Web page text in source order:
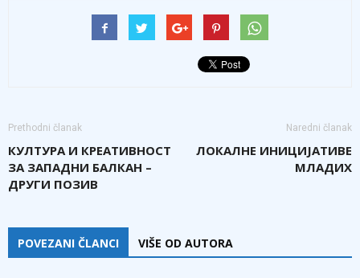
Prethodni članak
КУЛТУРА И КРЕАТИВНОСТ
ЗА ЗАПАДНИ БАЛКАН –
ДРУГИ ПОЗИВ
Naredni članak
ЛОКАЛНЕ ИНИЦИЈАТИВЕ
МЛАДИХ
POVEZANI ČLANCI VIŠE OD AUTORA